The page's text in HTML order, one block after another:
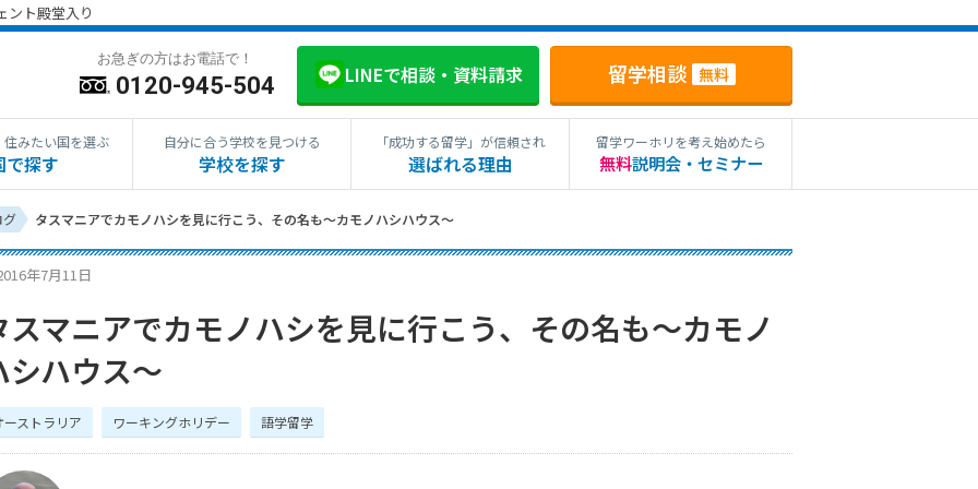
ント殿堂入り
お急ぎの方はお電話で！
0120-945-504 LINEで相談・資料請求 留学相談 無料
住みたい国を選ぶ
で探す
自分に合う学校を見つける
学校を探す
「成功する留学」が信頼され
選ばれる理由
留学ワーホリを考え始めたら
無料説明会・セミナー
グ タスマニアでカモノハシを見に行こう、その名も〜カモノハシハウス〜
年7月11日
スマニアでカモノハシを見に行こう、その名も〜カモノ
シハウス〜
ーストラリア ワーキングホリデー 語学留学